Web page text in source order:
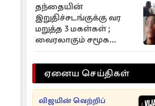
தந்தையின்
இறுதிச்சடங்குக்கு வர
மறுத்த 3 மகள்கள் ;
வைரலாகும் சமூக
வலைத்தள விவாதம்
ஏனைய செய்திகள்
விஜயின் வெற்றிப்